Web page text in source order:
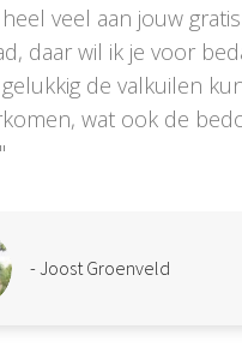
veel aan jouw
daar wil ik je voor
de valkuilen
wat ook de
- Joost Groenveld